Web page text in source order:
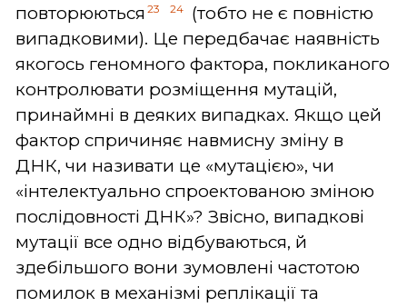
повторюються 23 24
(тобто не є повністю
випадковими). Це передбачає наявність
якогось геномного фактора, покликаного
контролювати розміщення мутацій,
принаймні в деяких випадках. Якщо цей
фактор спричиняє навмисну зміну в
ДНК, чи називати це «мутацією», чи
«інтелектуально спроектованою зміною
послідовності ДНК»? Звісно, випадкові
мутації все одно відбуваються, й
здебільшого вони зумовлені частотою
помилок в механізмі реплікації та